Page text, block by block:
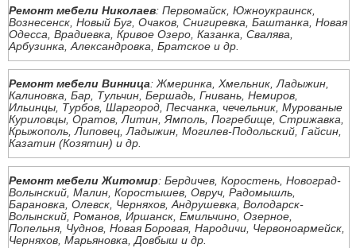
Ремонт мебели Николаев: Первомайск, Южноукраинск,
Вознесенск, Новый Буг, Очаков, Снигиревка, Баштанка, Новая
Одесса, Врадиевка, Кривое Озеро, Казанка, Свалява,
Арбузинка, Александровка, Братское и др.
Ремонт мебели Винница: Жмеринка, Хмельник, Ладыжин,
Калиновка, Бар, Тульчин, Бершадь, Гнивань, Немиров,
Ильинцы, Турбов, Шаргород, Песчанка, чечельник, Мурованые
Куриловцы, Оратов, Литин, Ямполь, Погребище, Стрижавка,
Крыжополь, Липовец, Ладыжин, Могилев-Подольский, Гайсин,
Казатин (Козятин) и др.
Ремонт мебели Житомир: Бердичев, Коростень, Новоград-
Волынский, Малин, Коростышев, Овруч, Радомышль,
Барановка, Олевск, Черняхов, Андрушевка, Володарск-
Волынский, Романов, Иршанск, Емильчино, Озерное,
Попельня, Чуднов, Новая Боровая, Народичи, Червоноармейск,
Черняхов, Марьяновка, Довбыш и др.